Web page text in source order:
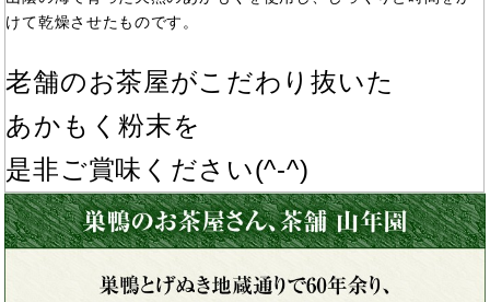
けて乾燥させたものです。
老舗のお茶屋がこだわり抜いた
あかもく粉末を
是非ご賞味ください(^-^)